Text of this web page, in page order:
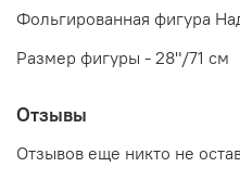
Фольгированная фигура
Размер фигуры - 28"/71 см
Отзывы
Отзывов еще никто не